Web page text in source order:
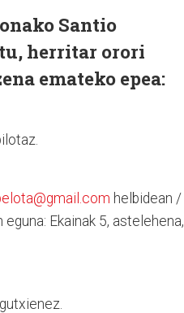
Santio
herritar orori
emateko epea:
helbidean /
Ekainak 5, astelehena,